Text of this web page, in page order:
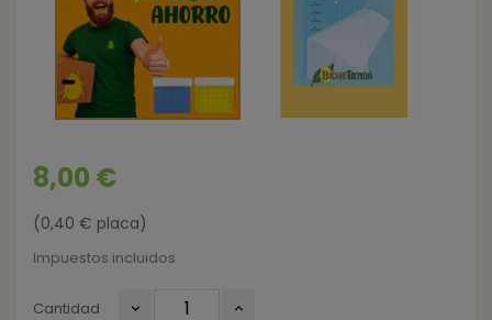
8,00 €
(0,40 € placa)
Impuestos incluidos
Cantidad